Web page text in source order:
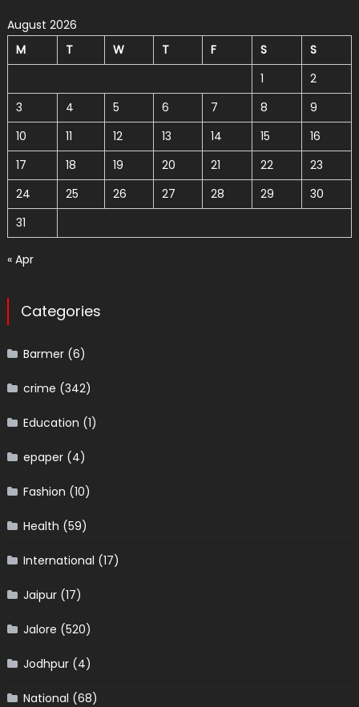
August 2026
M
T W T F S
S
1
2
3
4 5 6 7 8
9
10
11 12 13 14 15
16
17
18 19 20 21 22
23
24
25 26 27 28 29
30
31
« Apr
Categories
Barmer(6)
crime (342)
Education (1)
epaper(4)
Fashion (10)
Health (59)
International (17)
Jaipur(17)
Jalore (520)
Jodhpur(4)
National (68)